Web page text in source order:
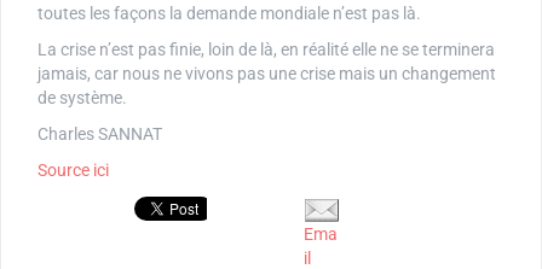
toutes les façons la demande mondiale n’est pas là.
La crise n’est pas finie, loin de là, en réalité elle ne se terminera
jamais, car nous ne vivons pas une crise mais un changement
de système.
Charles SANNAT
Source ici
Ema
il